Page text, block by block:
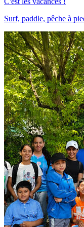
Surf, paddle, pêche à